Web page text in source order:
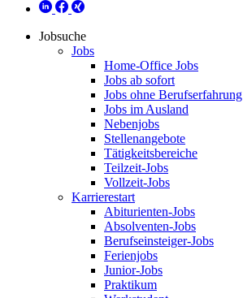
Jobsuche
Jobs
Home-Office Jobs
Jobs ab sofort
Jobs ohne Berufserfahrung
Jobs im Ausland
Nebenjobs
Stellenangebote
Tätigkeitsbereiche
Teilzeit-Jobs
Vollzeit-Jobs
Karrierestart
Abiturienten-Jobs
Absolventen-Jobs
Berufseinsteiger-Jobs
Ferienjobs
Junior-Jobs
Praktikum